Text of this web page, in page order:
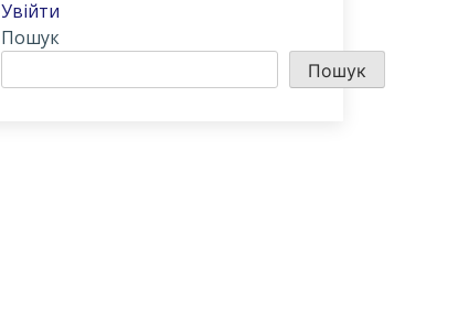
Увійти
Пошук
Пошук